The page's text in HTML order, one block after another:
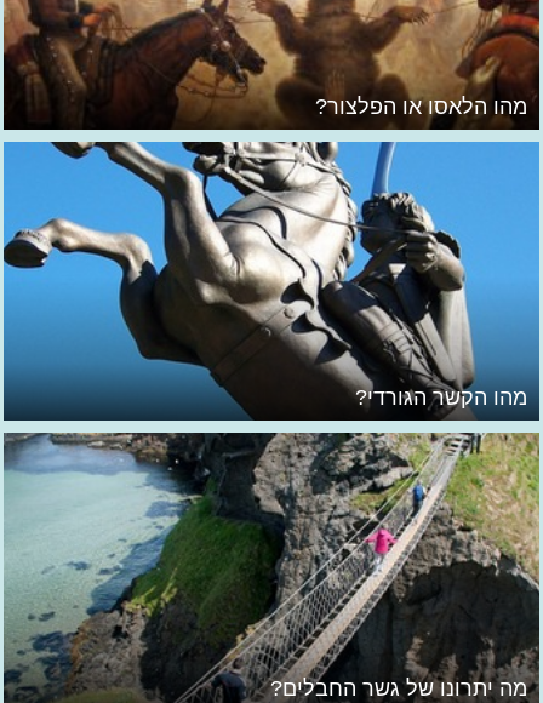
מהו הלאסו או הפלצור?
מהו הקשר הגורדי?
מה יתרונו של גשר החבלים?